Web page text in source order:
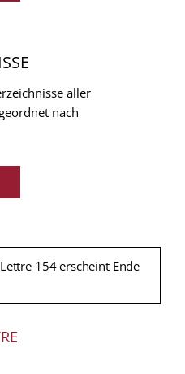
aller
nach
154 erscheint Ende